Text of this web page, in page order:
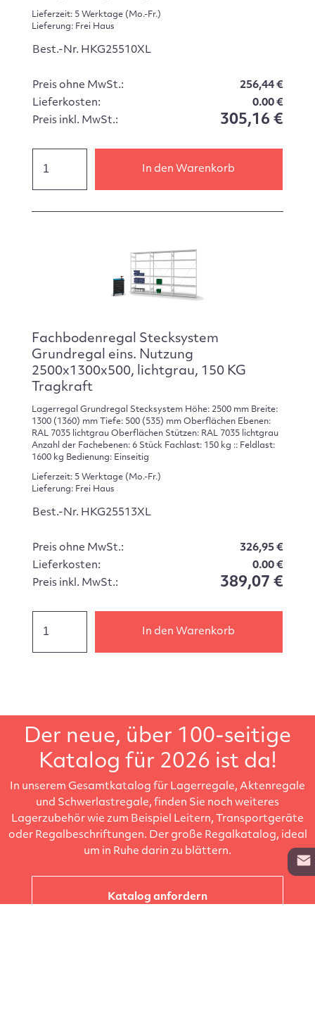
Lieferzeit: 5 Werktage (Mo.-Fr.)
Lieferung: Frei Haus
Best.-Nr. HKG25510XL
Preis ohne MwSt.:
256,44 €
Lieferkosten:
0.00 €
Preis inkl. MwSt.:
305,16 €
In den Warenkorb
Fachbodenregal Stecksystem
Grundregal eins. Nutzung
2500x1300x500, lichtgrau, 150 KG
Tragkraft
Lagerregal Grundregal Stecksystem Höhe: 2500 mm Breite:
1300 (1360) mm Tiefe: 500 (535) mm Oberflächen Ebenen:
RAL 7035 lichtgrau Oberflächen Stützen: RAL 7035 lichtgrau
Anzahl der Fachebenen: 6 Stück Fachlast: 150 kg :: Feldlast:
1600 kg Bedienung: Einseitig
Lieferzeit: 5 Werktage (Mo.-Fr.)
Lieferung: Frei Haus
Best.-Nr. HKG25513XL
Preis ohne MwSt.:
326,95 €
Lieferkosten:
0.00 €
Preis inkl. MwSt.:
389,07 €
In den Warenkorb
Der neue, über 100-seitige
Katalog für 2026 ist da!
In unserem Gesamtkatalog für Lagerregale, Aktenregale
und Schwerlastregale, finden Sie noch weiteres
Lagerzubehör wie zum Beispiel Leitern, Transportgeräte
oder Regalbeschriftungen. Der große Regalkatalog, ideal
um in Ruhe darin zu blättern.
Katalog anfordern